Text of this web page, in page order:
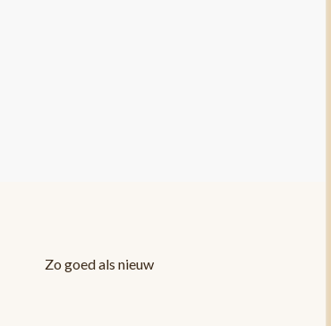
Zo goed als nieuw